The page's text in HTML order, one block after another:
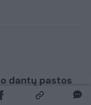
dantų pastos
pastebėjimais